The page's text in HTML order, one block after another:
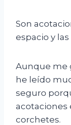
Son
espacio y
Aunque me
he leído
seguro
acotaciones
corchetes.